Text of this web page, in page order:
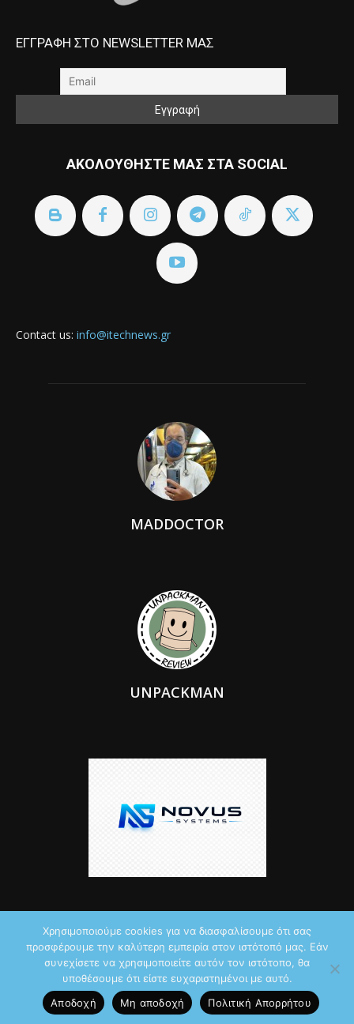
ΕΓΓΡΑΦΗ ΣΤΟ NEWSLETTER ΜΑΣ
ΑΚΟΛΟΥΘΗΣΤΕ ΜΑΣ ΣΤΑ SOCIAL
Contact us: info@itechnews.gr
MADDOCTOR
UNPACKMAN
© 2026 by iTechNews.gr
Maddoctor dreamed it, Unpackman made it reality,Novus Systems
created it.
Χρησιμοποιούμε cookies για να διασφαλίσουμε ότι σας
προσφέρουμε την καλύτερη εμπειρία στον ιστότοπό μας. Εάν
συνεχίσετε να χρησιμοποιείτε αυτόν τον ιστότοπο, θα
υποθέσουμε ότι είστε ευχαριστημένοι με αυτό.
Αποδοχή
Μη αποδοχή Πολιτική Aπορρήτου